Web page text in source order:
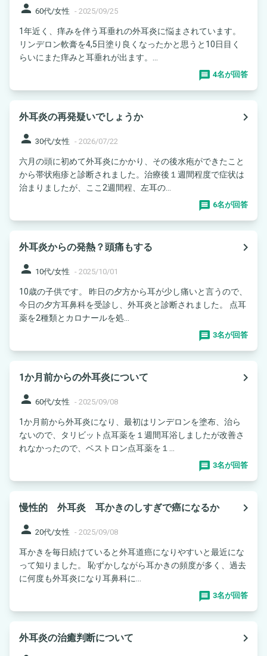
person 60代/女性 - 2025/09/25
1年近く、痒みを伴う耳垂れの外耳炎に悩まされています。
リンデロン軟膏を4,5日塗り良くなったかと思うと10日目く
らいにまた痒みと耳垂れが出ます。...
4名が回答
外耳炎の再発疑いでしょうか
navigate_next
person 30代/女性 - 2026/07/22
六月の頭に初めて外耳炎にかかり、その後水疱ができたこと
から帯状疱疹と診断されました。治療後１週間程度で症状は
治まりましたが、ここ2週間程、左耳の...
6名が回答
外耳炎からの発熱？頭痛もする
navigate_next
person 10代/女性 - 2025/10/01
10歳の子供です。 昨日の夕方から耳が少し痛いと言うので、
今日の夕方耳鼻科を受診し、外耳炎と診断されました。 点耳
薬を2種類とカロナールを処...
3名が回答
1か月前からの外耳炎について
navigate_next
person 60代/女性 - 2025/09/08
1か月前から外耳炎になり、最初はリンデロンを塗布、治ら
ないので、タリビット点耳薬を１週間耳浴しましたが改善さ
れなかったので、ベストロン点耳薬を１...
3名が回答
慢性的 外耳炎 耳かきのしすぎで癌になるか
navigate_next
person 20代/女性 - 2025/09/08
耳かきを毎日続けていると外耳道癌になりやすいと最近にな
って知りました。 恥ずかしながら耳かきの頻度が多く、過去
に何度も外耳炎になり耳鼻科に...
3名が回答
外耳炎の治癒判断について
navigate_next